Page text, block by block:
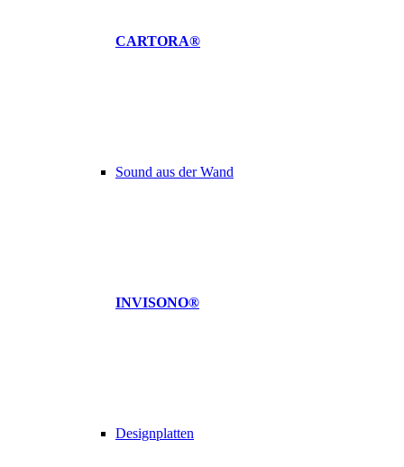
CARTORA®
Sound aus der Wand
INVISONO®
Designplatten